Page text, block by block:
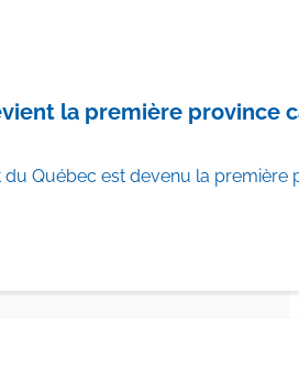
la première province
Québec est devenu la première